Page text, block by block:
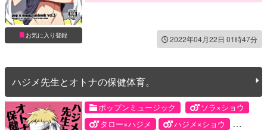
お気に入り登録 2022年04月22日 01時47分
ハジメ先生とオトナの保健体育。
ポップンミュージック
ソラ×ショウ
タロー×ハジメ
ハジメ×ショウ